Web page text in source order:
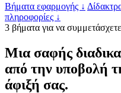
Βήματα εφαρμογής ↓
πληροφορίες ↓
3 βήματα για να
Μια σαφής
από την υποβολή
άφιξή σας.